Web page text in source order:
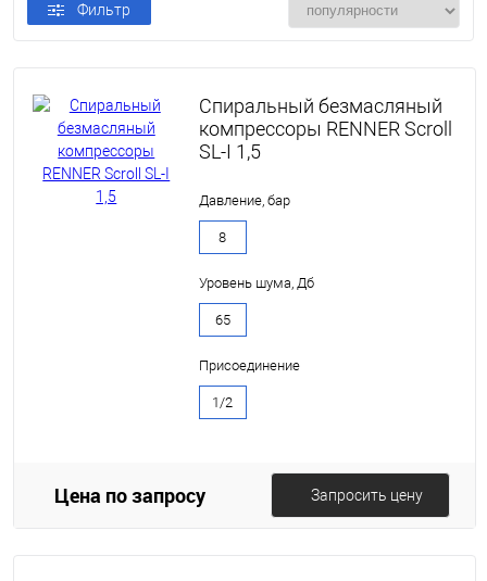
Фильтр
Спиральный безмасляный
компрессоры RENNER Scroll
SL-I 1,5
Давление, бар
8
Уровень шума, Дб
65
Присоединение
1/2
Цена по запросу Запросить цену